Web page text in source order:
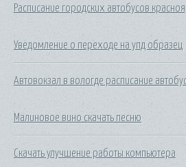
Расписание городских автобусов
Уведомление о переходе на упд образец
Автовокзал в вологде расписание
Малиновое вино скачать песню
Скачать улучшение работы компьютера